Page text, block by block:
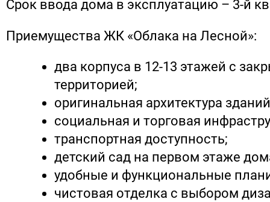
Срок ввода дома в эксплуатацию – 3-й
Приемущества ЖК «Облака на Лесной»:
два корпуса в 12-13 этажей с
территорией;
оригинальная архитектура
социальная и торговая
транспортная доступность;
детский сад на первом этаже
удобные и функциональные
чистовая отделка с выбором